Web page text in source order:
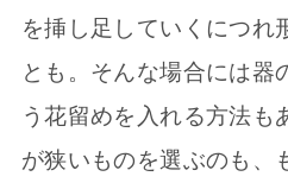
を挿し足していくにつれ
とも。そんな場合には器
う花留めを入れる方法も
が狭いものを選ぶのも、